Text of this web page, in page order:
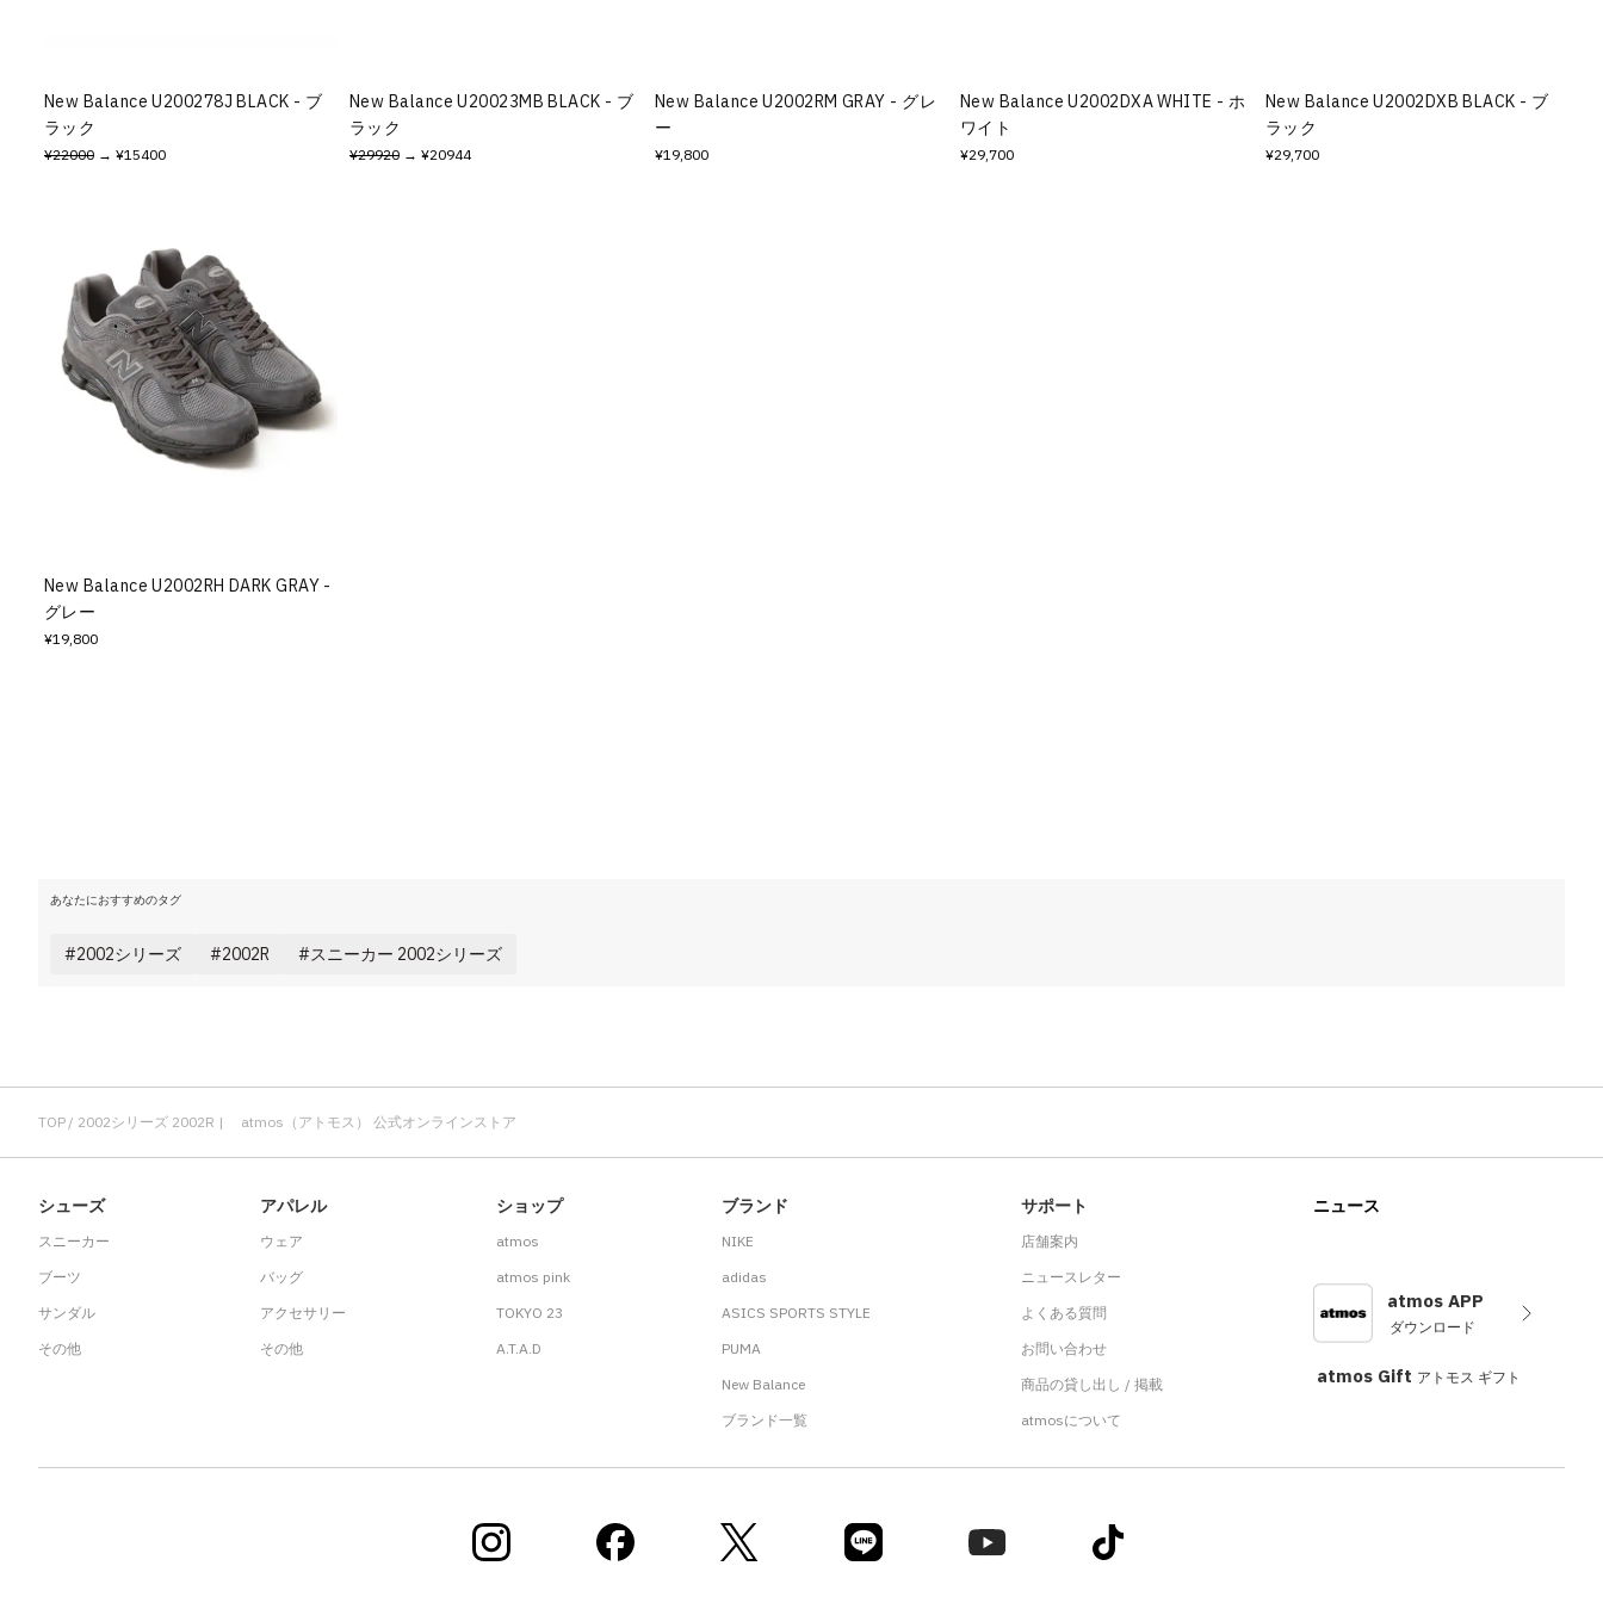
New Balance U200278J BLACK - ブ
ラック
¥22000 → ¥15400
New Balance U20023MB BLACK - ブ
ラック
¥29920 → ¥20944
New Balance U2002RM GRAY - グレ
ー
¥19,800
New Balance U2002DXA WHITE - ホ
ワイト
¥29,700
New Balance U2002DXB BLACK - ブ
ラック
¥29,700
New Balance U2002RH DARK GRAY -
グレー
¥19,800
あなたにおすすめのタグ
2002シリーズ 2002R スニーカー 2002シリーズ
TOP 2002シリーズ 2002R | atmos（アトモス） 公式オンラインストア
シューズ
スニーカー
ブーツ
サンダル
その他
アパレル
ウェア
バッグ
アクセサリー
その他
ショップ
atmos
atmos pink
TOKYO 23
A.T.A.D
ブランド
NIKE
adidas
ASICS SPORTS STYLE
PUMA
New Balance
ブランド一覧
サポート
店舗案内
ニュースレター
よくある質問
お問い合わせ
商品の貸し出し / 掲載
atmosについて
ニュース
atmos APP
ダウンロード
atmos Gift アトモス ギフト